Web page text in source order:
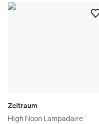
Zeitraum
High Noon Lampadaire